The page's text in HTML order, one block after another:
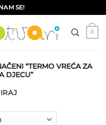
SE!
0
“TERMO VREĆA ZA
DJECU”